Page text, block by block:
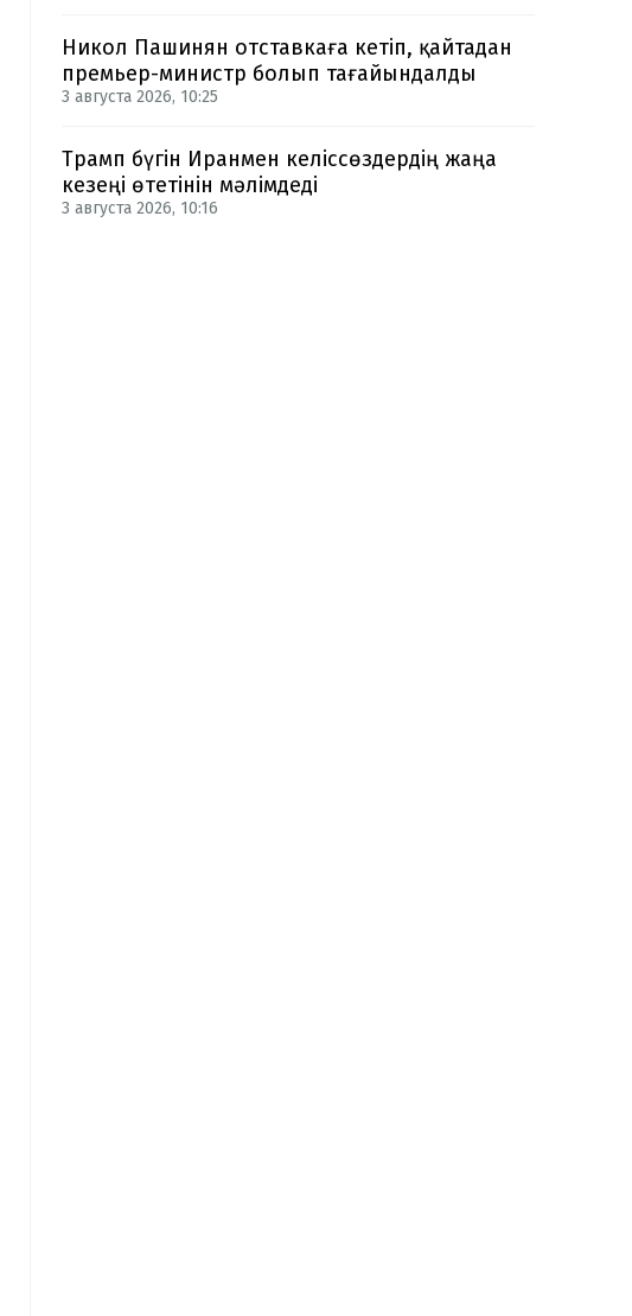
Никол Пашинян отставкаға кетіп, қайтадан
премьер-министр болып тағайындалды
3 августа 2026, 10:25
Трамп бүгін Иранмен келіссөздердің жаңа
кезеңі өтетінін мәлімдеді
3 августа 2026, 10:16